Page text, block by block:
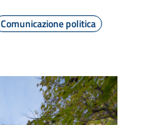
Comunicazione politica